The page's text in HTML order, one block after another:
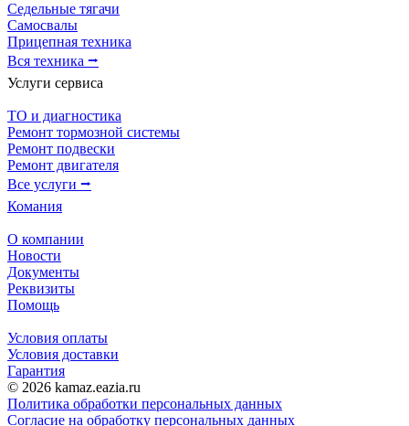
Седельные тягачи
Самосвалы
Прицепная техника
Вся техника ⭢
Услуги сервиса
ТО и диагностика
Ремонт тормозной системы
Ремонт подвески
Ремонт двигателя
Все услуги ⭢
Комания
О компании
Новости
Документы
Реквизиты
Помощь
Условия оплаты
Условия доставки
Гарантия
© 2026 kamaz.eazia.ru
Политика обработки персональных данных
Согласие на обработку персональных данных